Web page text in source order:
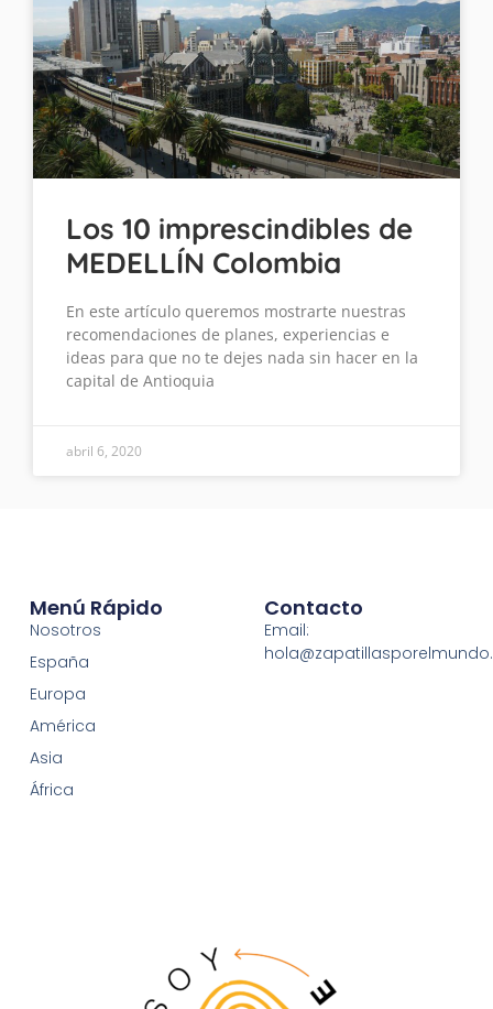
Los 10 imprescindibles de
MEDELLÍN Colombia
En este artículo queremos mostrarte nuestras
recomendaciones de planes, experiencias e
ideas para que no te dejes nada sin hacer en la
capital de Antioquia
abril 6, 2020
Menú Rápido
Nosotros
España
Europa
América
Asia
África
Contacto
Email: